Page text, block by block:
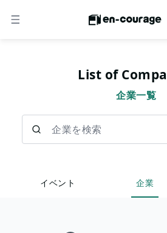
メニュー
List of
企業一覧
イベント 企業